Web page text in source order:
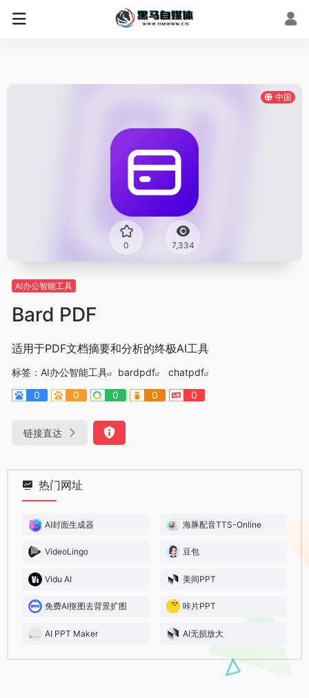
中国
0 7,334
AI办公智能工具
Bard PDF
适用于PDF文档摘要和分析的终极AI工具
标签： AI办公智能工具 bardpdf
chatpdf
0
0 0 0 0
链接直达
热门网址
AI封面生成器 海豚配音TTS-Online
VideoLingo 豆包
Vidu AI 美间PPT
免费AI抠图去背景扩图 咔片PPT
AI PPT Maker AI无损放大